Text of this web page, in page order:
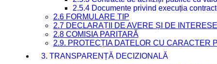
2.5.4 Documente privind execuția
2.6 FORMULARE TIP
2.7 DECLARAȚII DE AVERE ȘI DE INTERESE
2.8 COMISIA PARITARĂ
2.9. PROTECȚIA DATELOR CU CARACTER
3. TRANSPARENȚĂ DECIZIONALĂ